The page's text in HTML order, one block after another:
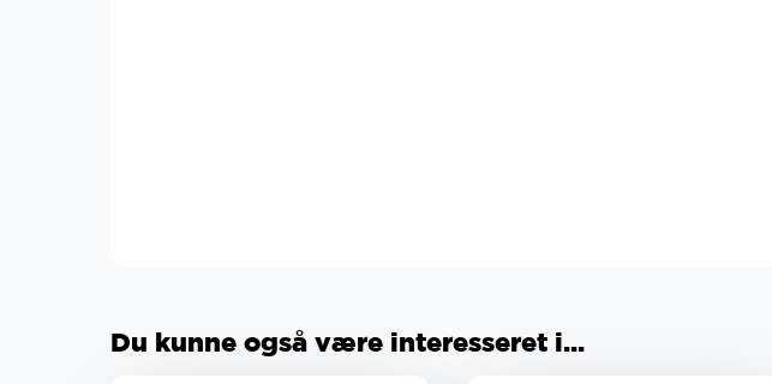
Du kunne også være interesseret i...